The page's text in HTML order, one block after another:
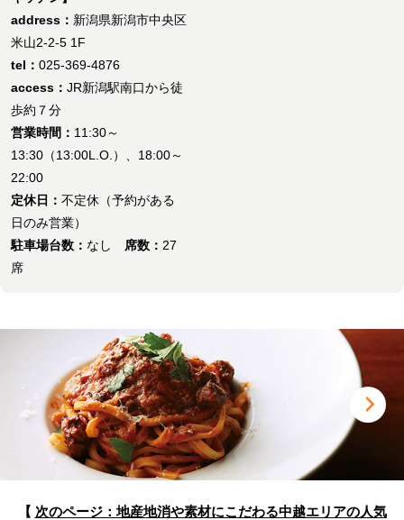
address： 新潟県新潟市中央区
米山2-2-5 1F
tel： 025-369-4876
access： JR新潟駅南口から徒
歩約７分
営業時間： 11:30～
13:30（13:00L.O.）、18:00～
22:00
定休日： 不定休（予約がある
日のみ営業）
駐車場台数： なし 席数： 27
席
【 次のページ：地産地消や素材にこだわる中越エリアの人気